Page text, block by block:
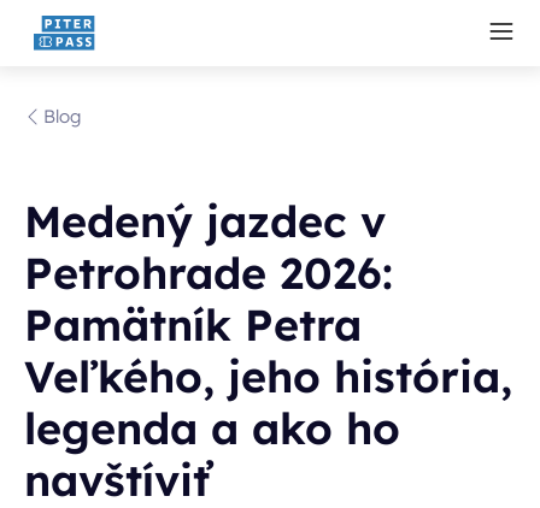
Blog
Medený jazdec v
Petrohrade 2026:
Pamätník Petra
Veľkého, jeho história,
legenda a ako ho
navštíviť